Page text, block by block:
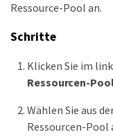
Ressource-Pool an.
Schritte
Klicken Sie im
Ressourcen-
Wählen Sie aus
Ressourcen-Pool